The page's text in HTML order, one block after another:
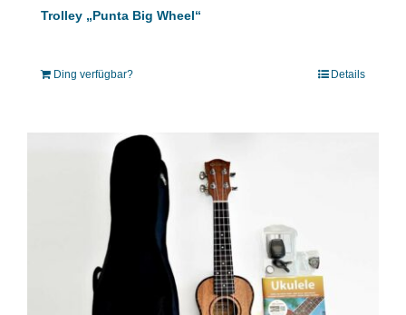
Trolley „Punta Big Wheel“
Ding verfügbar? Details